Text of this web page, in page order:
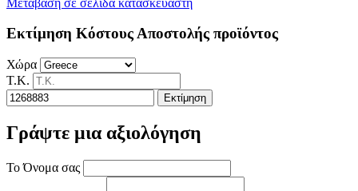
Εκτίμηση Κόστους Αποστολής προϊόντος
Χώρα
Τ.Κ.
Εκτίμηση
Γράψτε μια αξιολόγηση
Το Όνομα σας